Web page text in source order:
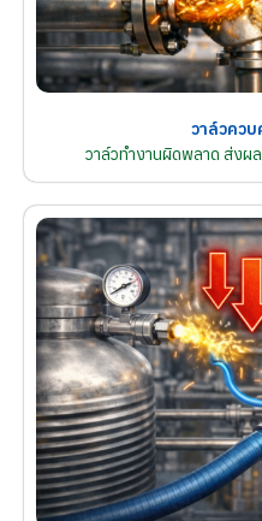
วาล์วคว
วาล์วทำงานผิดพลาด ส่งผ